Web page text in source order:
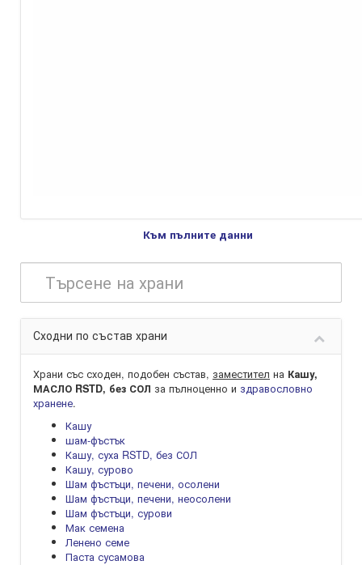
Към пълните данни
Сходни по състав храни
Храни със сходен, подобен състав, заместител на Кашу,
МАСЛО RSTD, без СОЛ за пълноценно и здравословно
хранене.
Кашу
шам-фъстък
Кашу, суха RSTD, без СОЛ
Кашу, сурово
Шам фъстъци, печени, осолени
Шам фъстъци, печени, неосолени
Шам фъстъци, сурови
Мак семена
Ленено семе
Паста сусамова